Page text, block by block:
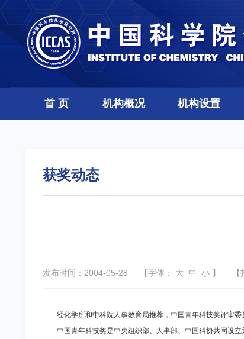
首 页 机构概况 机构设置
获奖动态
发布时间：2004-05-28 【字体： 大 中 小 】 【
经化学所和中科院人事教育局推荐，中国青年科技奖评审
中国青年科技奖是中央组织部、人事部、中国科协共同设